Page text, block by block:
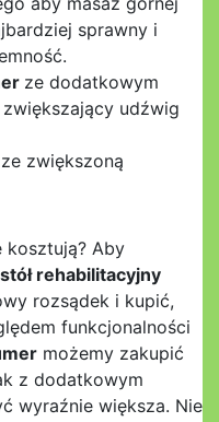
sprawny i
ze dodatkowym
zwiększający udźwig
ze zwiększoną
kosztują? Aby
stół rehabilitacyjny
rozsądek i kupić,
funkcjonalności
możemy zakupić
z dodatkowym
wyraźnie większa. Nie